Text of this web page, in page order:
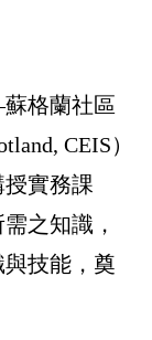
格蘭社區
CEIS）
實務課
之知識，
技能，奠